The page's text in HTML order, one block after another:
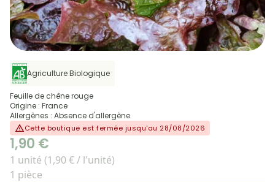
Agriculture Biologique
Feuille de chêne rouge
Origine : France
Allergènes : Absence d'allergène
Cette boutique est fermée jusqu'au 28/08/2026
1,90 €
1 unité (1,90 € / l'unité)
1 pièce